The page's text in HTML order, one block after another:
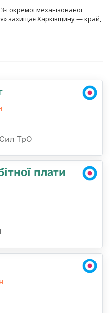
ї окремої механізованої
захищає Харківщину — край,
ТрО
плати